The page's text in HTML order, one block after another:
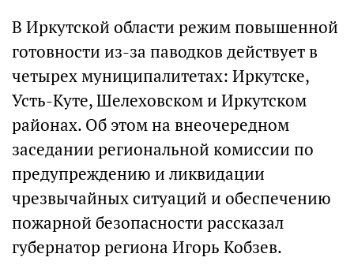
В Иркутской области режим повышенной
готовности из-за паводков действует в
четырех муниципалитетах: Иркутске,
Усть-Куте, Шелеховском и Иркутском
районах. Об этом на внеочередном
заседании региональной комиссии по
предупреждению и ликвидации
чрезвычайных ситуаций и обеспечению
пожарной безопасности рассказал
губернатор региона Игорь Кобзев.